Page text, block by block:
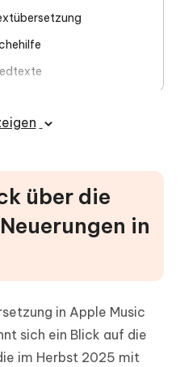
beheben
zur
Music
über die
in
in Apple Music
sich ein Blick auf die
im Herbst 2025 mit